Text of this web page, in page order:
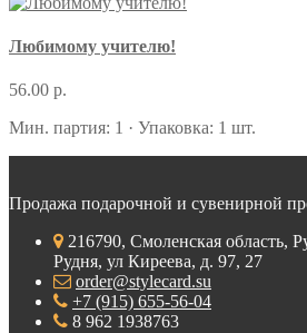
Любимому учителю!
56.00 р.
Мин. партия: 1 · Упаковка: 1 шт.
Продажа подарочной и сувенирной
216790, Смоленская область,
Рудня, ул Киреева, д. 97, 27
order@stylecard.su
+7 (915) 655-56-04
8 962 1938763